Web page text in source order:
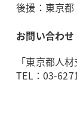
後援：東京都
お問い合わせ
「東京都人
TEL：03-